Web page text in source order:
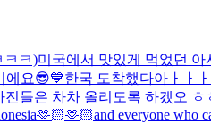
ㅋㅋ)미국에서 맛있게 먹었던
에요😎💙한국 도착했다아ㅏㅏ
들은 차차 올리도록 하겠오 ㅎ
everyone who